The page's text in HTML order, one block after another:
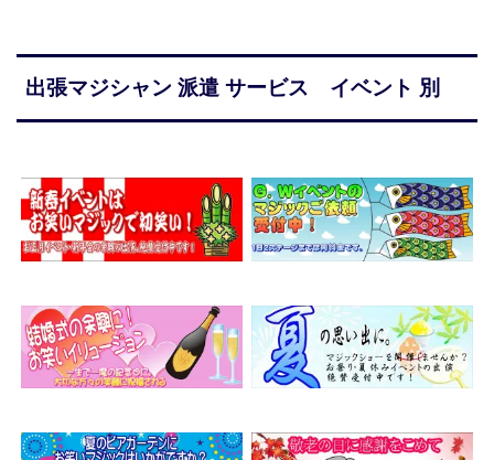
出張マジシャン 派遣 サービス イベント 別